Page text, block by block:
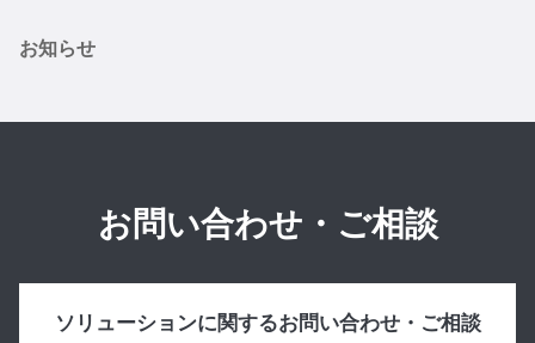
お知らせ
お問い合わせ・ご相談
ソリューションに関するお問い合わせ・ご相談